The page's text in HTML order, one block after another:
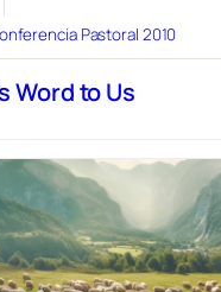
Pastoral 2010
Word to Us